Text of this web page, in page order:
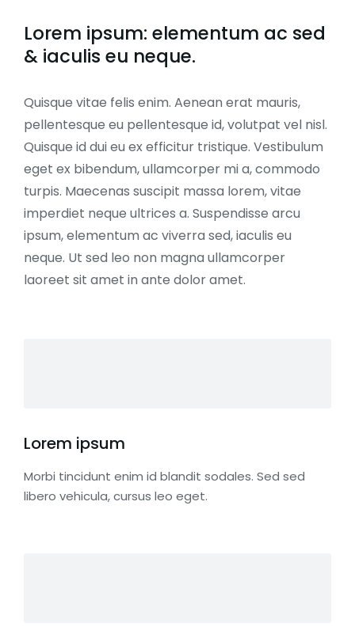
Lorem ipsum: elementum ac sed
& iaculis eu neque.
Quisque vitae felis enim. Aenean erat mauris,
pellentesque eu pellentesque id, volutpat vel nisl.
Quisque id dui eu ex efficitur tristique. Vestibulum
eget ex bibendum, ullamcorper mi a, commodo
turpis. Maecenas suscipit massa lorem, vitae
imperdiet neque ultrices a. Suspendisse arcu
ipsum, elementum ac viverra sed, iaculis eu
neque. Ut sed leo non magna ullamcorper
laoreet sit amet in ante dolor amet.
Lorem ipsum
Morbi tincidunt enim id blandit sodales. Sed sed
libero vehicula, cursus leo eget.